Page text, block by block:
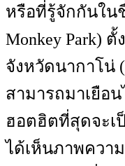
หรือที่รู้จักกันใน
Monkey Park)
จังหวัดนากาโน่
สามารถมาเยือ
ฮอตฮิตที่สุดจะเ
ได้เห็นภาพควา